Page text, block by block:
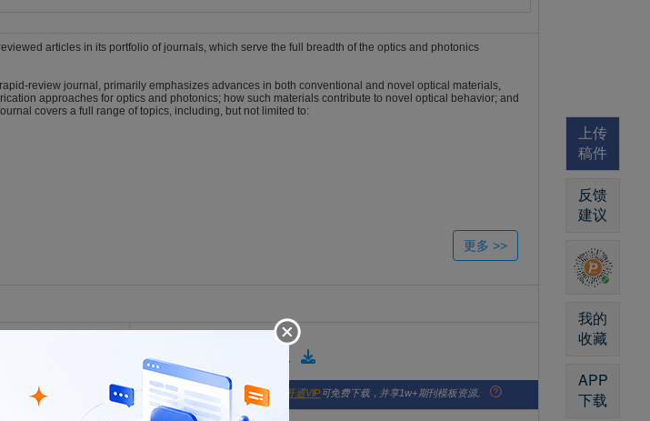
articles in its portfolio of journals, which serve the full breadth of the optics and photonics
review journal, primarily emphasizes advances in both conventional and novel optical materials,
approaches for optics and photonics; how such materials contribute to novel optical behavior; and
covers a full range of topics, including, but not limited to:
feature issue contributions, invited reviews, and comments on published articles. The Journal also
and thought-leaders in the field on current or emerging topic areas that are generating significant
期刊模板资源。 此模板来自于期刊/出版社官网。 开通VIP 可免费下载，并享1w+期刊模板资源。
上传
稿件
反馈
建议
我的
收藏
APP
下载